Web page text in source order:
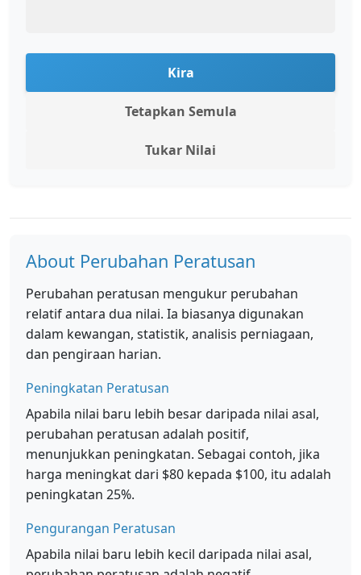
Kira
Tetapkan Semula
Tukar Nilai
About Perubahan Peratusan
Perubahan peratusan mengukur perubahan
relatif antara dua nilai. Ia biasanya digunakan
dalam kewangan, statistik, analisis perniagaan,
dan pengiraan harian.
Peningkatan Peratusan
Apabila nilai baru lebih besar daripada nilai asal,
perubahan peratusan adalah positif,
menunjukkan peningkatan. Sebagai contoh, jika
harga meningkat dari $80 kepada $100, itu adalah
peningkatan 25%.
Pengurangan Peratusan
Apabila nilai baru lebih kecil daripada nilai asal,